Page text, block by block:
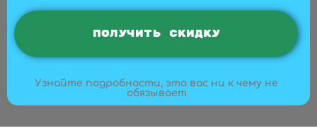
Узнайте подробности, это вас ни к чему не
обязывает